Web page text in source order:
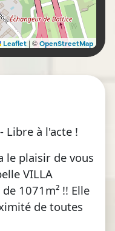
Leaflet | ©OpenStreetMap
- Libre à l'acte !
le plaisir de vous
VILLA
1071m² !! Elle
de toutes